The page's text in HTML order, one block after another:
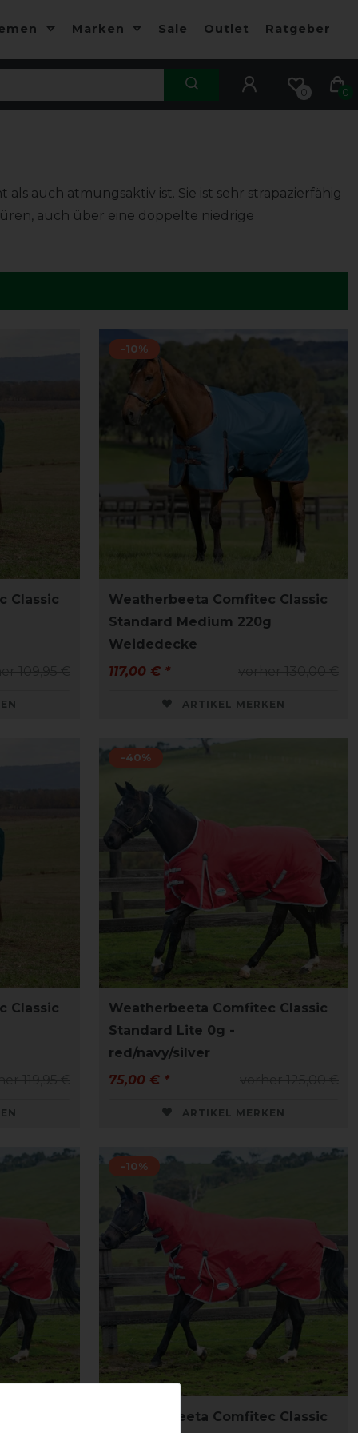
Marken Sale Outlet Ratgeber
0 0
auch atmungsaktiv ist. Sie ist sehr strapazierfähig
auch über eine doppelte niedrige
Classic
-10%
Weatherbeeta Comfitec Classic
Standard Medium 220g
Weidedecke
117,00 € *
ARTIKEL MERKEN
Classic
-40%
Weatherbeeta Comfitec Classic
Standard Lite 0g -
red/navy/silver
75,00 € *
ARTIKEL MERKEN
-10%
Weatherbeeta Comfitec Classic